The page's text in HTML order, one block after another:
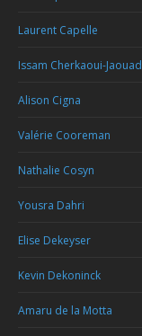
Laurent Capelle
Issam Cherkaoui-Jaouad
Alison Cigna
Valérie Cooreman
Nathalie Cosyn
Yousra Dahri
Elise Dekeyser
Kevin Dekoninck
Amaru de la Motta